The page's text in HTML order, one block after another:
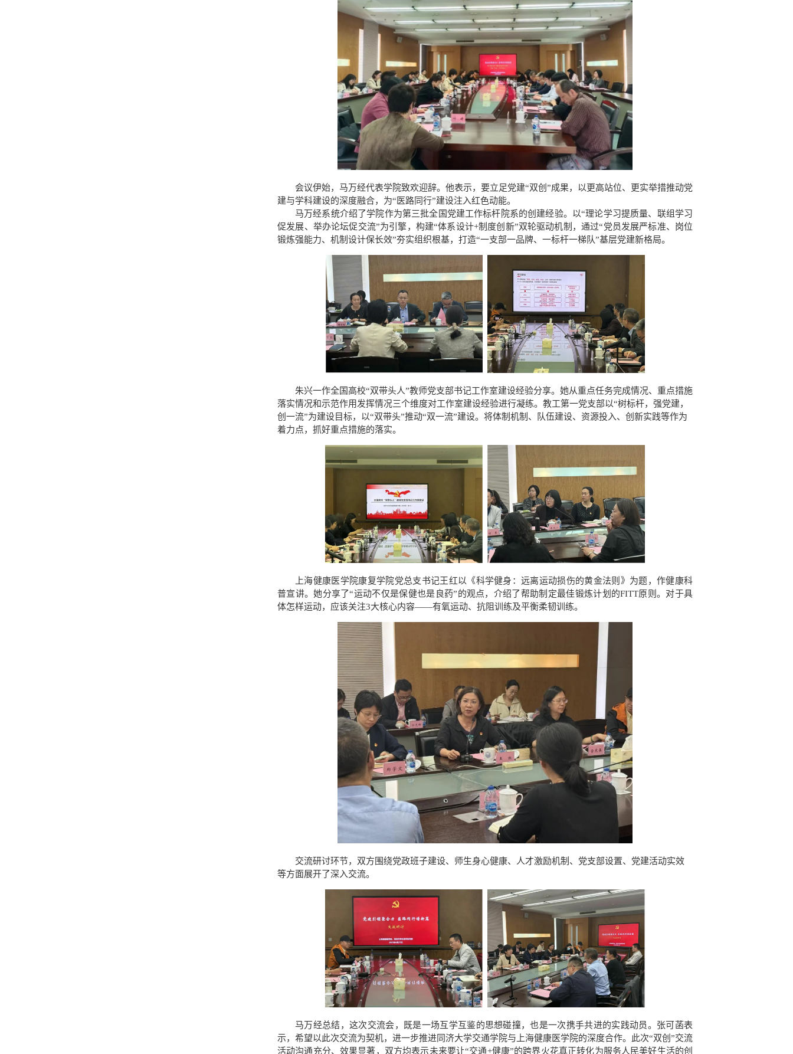
会议伊始，马万经代表学院致欢迎辞。他表示，要立足党建“双创”成果，以更高站位、更实举措推动党
建与学科建设的深度融合，为“医路同行”建设注入红色动能。
马万经系统介绍了学院作为第三批全国党建工作标杆院系的创建经验。以“理论学习提质量、联组学习
促发展、举办论坛促交流”为引擎，构建“体系设计+制度创新”双轮驱动机制，通过“党员发展严标准、岗位
锻炼强能力、机制设计保长效”夯实组织根基，打造“一支部一品牌、一标杆一梯队”基层党建新格局。
朱兴一作全国高校“双带头人”教师党支部书记工作室建设经验分享。她从重点任务完成情况、重点措施
落实情况和示范作用发挥情况三个维度对工作室建设经验进行凝练。教工第一党支部以“树标杆，强党建，
创一流”为建设目标，以“双带头”推动“双一流”建设。将体制机制、队伍建设、资源投入、创新实践等作为
着力点，抓好重点措施的落实。
上海健康医学院康复学院党总支书记王红以《科学健身：远离运动损伤的黄金法则》为题，作健康科
普宣讲。她分享了“运动不仅是保健也是良药”的观点，介绍了帮助制定最佳锻炼计划的FITT原则。对于具
体怎样运动，应该关注3大核心内容——有氧运动、抗阻训练及平衡柔韧训练。
交流研讨环节，双方围绕党政班子建设、师生身心健康、人才激励机制、党支部设置、党建活动实效
等方面展开了深入交流。
马万经总结，这次交流会，既是一场互学互鉴的思想碰撞，也是一次携手共进的实践动员。张可菡表
示，希望以此次交流为契机，进一步推进同济大学交通学院与上海健康医学院的深度合作。此次“双创”交流
活动沟通充分、效果显著，双方均表示未来要让“交通+健康”的跨界火花真正转化为服务人民美好生活的创